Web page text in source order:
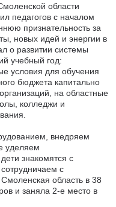
области
педагогов с началом
признательность за
новых идей и энергии в
о развитии системы
учебный год:
условия для обучения
бюджета капитально
на областные
колледжи и
внедряем
уделяем
знакомятся с
с
область в 38
и заняла 2-е место в